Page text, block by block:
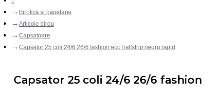
Birotica si papetarie
Articole birou
Capsatoare
Capsator 25 coli 24/6 26/6 fashion eco halfstrip negru rapid
Capsator 25 coli 24/6 26/6 fashion